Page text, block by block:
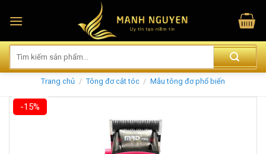
Trang chủ / Tông đơ cắt tóc / Mẫu tông đơ phổ biến
-15%